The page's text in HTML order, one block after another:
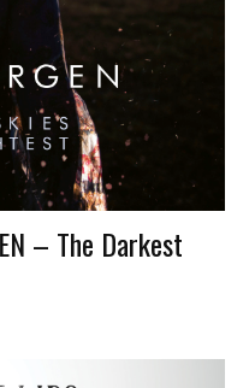
– The Darkest